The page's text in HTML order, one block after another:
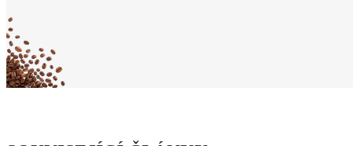
že jsi Maker!
Koupit tričko